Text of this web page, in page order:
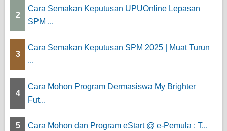
2
Cara Semakan Keputusan UPUOnline Lepasan
SPM ...
3
Cara Semakan Keputusan SPM 2025 | Muat Turun
...
4
Cara Mohon Program Dermasiswa My Brighter
Fut...
5 Cara Mohon dan Program eStart @ e-Pemula : T...